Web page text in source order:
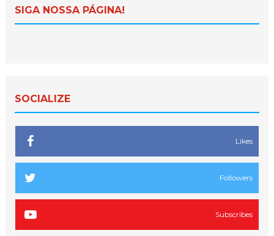
SIGA NOSSA PÁGINA!
SOCIALIZE
Likes
Followers
Subscribes